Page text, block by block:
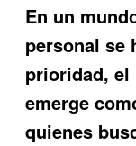
En un
personal se
prioridad, el
emerge
quienes